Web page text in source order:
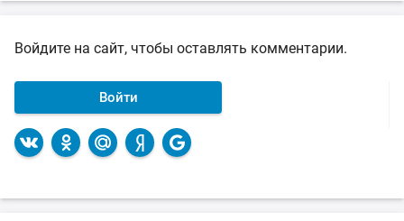
Войдите на сайт, чтобы оставлять комментарии.
Войти